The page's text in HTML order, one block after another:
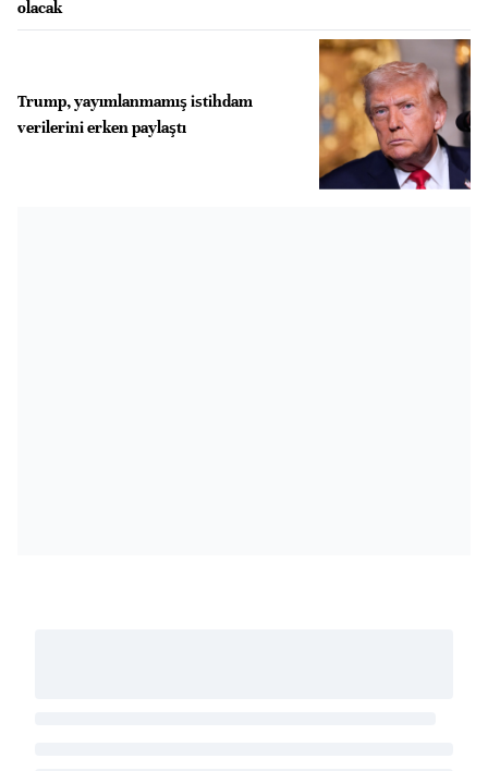
olacak
Trump, yayımlanmamış istihdam
verilerini erken paylaştı